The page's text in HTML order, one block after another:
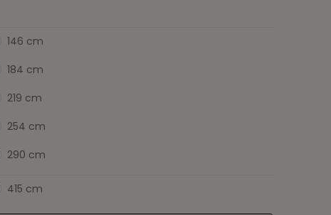
146 cm
184 cm
219 cm
254 cm
290 cm
415 cm